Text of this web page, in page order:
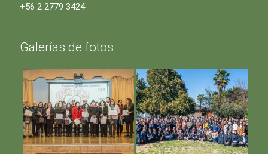
+56 2 2779 3424
Galerías de fotos